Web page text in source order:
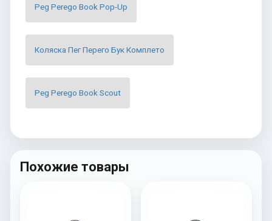
Peg Perego Book Pop-Up
Коляска Пег Перего Бук Комплето
Peg Perego Book Scout
Похожие товары